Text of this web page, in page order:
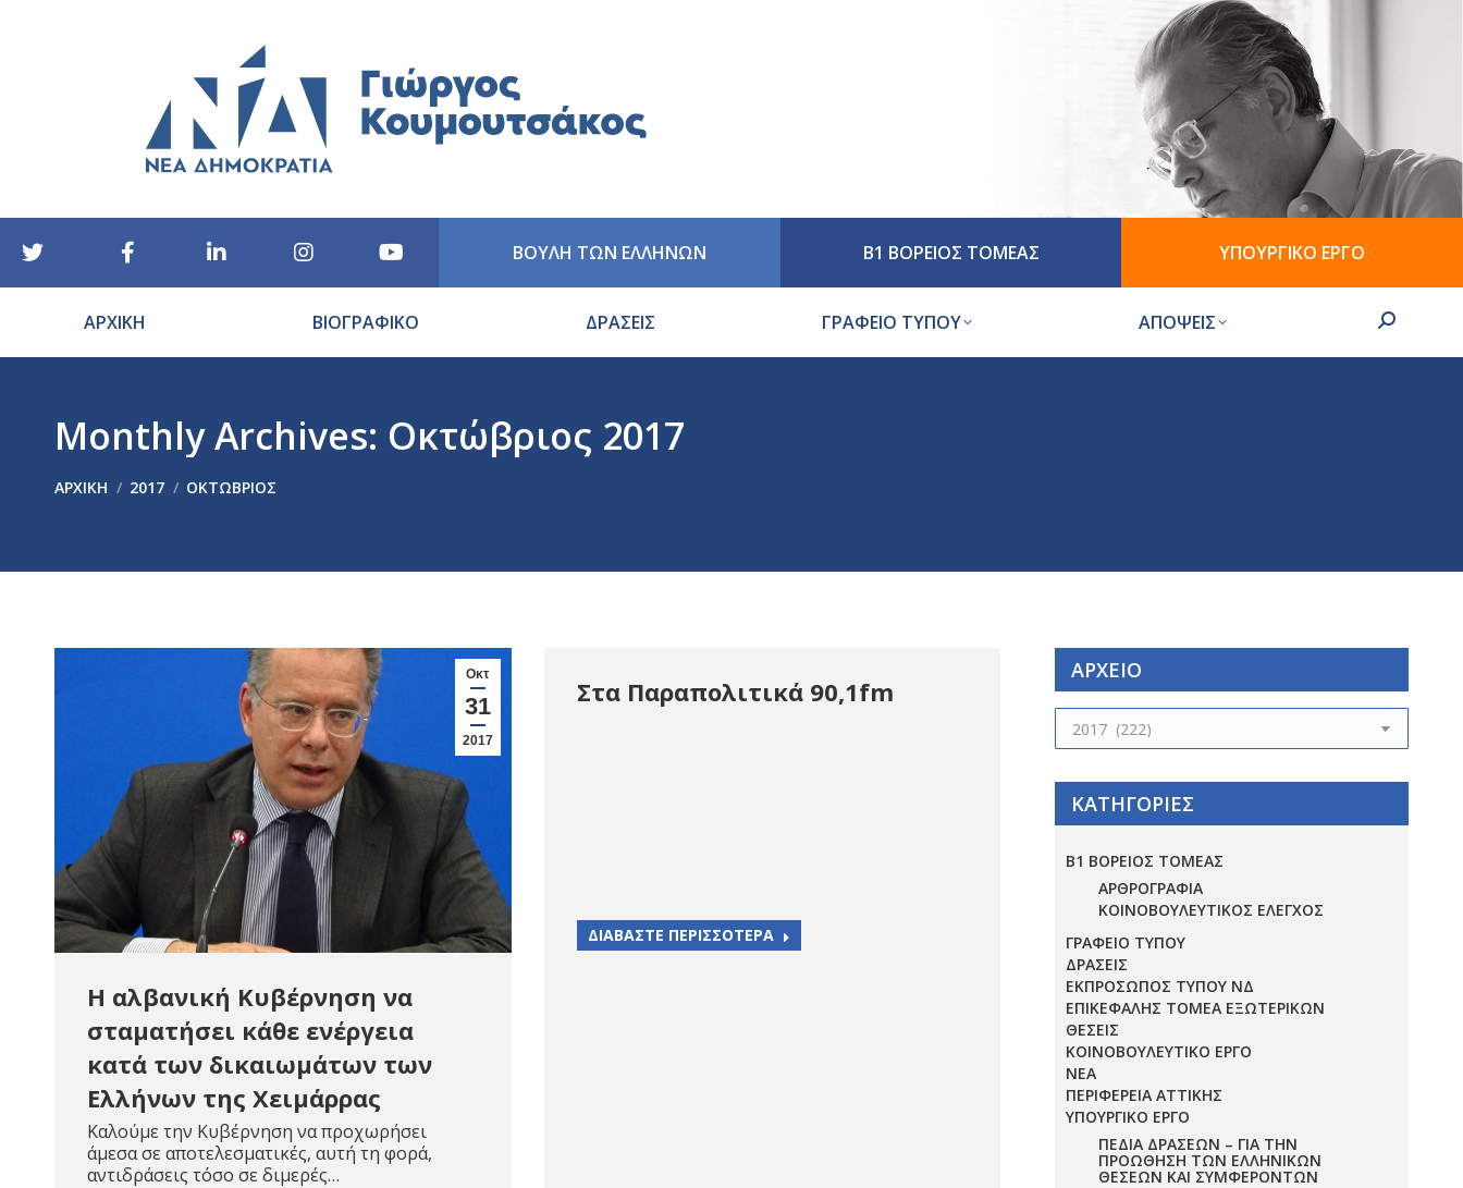
ΒΟΥΛΗ ΤΩΝ ΕΛΛΗΝΩΝ Β1 ΒΟΡΕΙΟΣ ΤΟΜΕΑΣ ΥΠΟΥΡΓΙΚΟ ΕΡΓΟ
ΑΡΧΙΚΗ ΒΙΟΓΡΑΦΙΚΟ ΔΡΑΣΕΙΣ ΓΡΑΦΕΙΟ ΤΥΠΟΥ ΑΠΟΨΕΙΣ Search:
Monthly Archives: Οκτώβριος 2017
ΑΡΧΙΚΉ 2017 ΟΚΤΏΒΡΙΟΣ
Οκτ
31
2017
Η αλβανική Κυβέρνηση να
σταματήσει κάθε ενέργεια
κατά των δικαιωμάτων των
Ελλήνων της Χειμάρρας
Καλούμε την Κυβέρνηση να προχωρήσει
άμεσα σε αποτελεσματικές, αυτή τη φορά,
αντιδράσεις τόσο σε διμερές…
Στα Παραπολιτικά 90,1fm
ΔΙΑΒΑΣΤΕ ΠΕΡΙΣΣΟΤΕΡΑ
ΑΡΧΕΙΟ
ΑΡΧΕΙΟ
ΚΑΤΗΓΟΡΙΕΣ
Β1 ΒΟΡΕΙΟΣ ΤΟΜΕΑΣ
ΑΡΘΡΟΓΡΑΦΙΑ
ΚΟΙΝΟΒΟΥΛΕΥΤΙΚΟΣ ΕΛΕΓΧΟΣ
ΓΡΑΦΕΙΟ ΤΥΠΟΥ
ΔΡΑΣΕΙΣ
ΕΚΠΡΟΣΩΠΟΣ ΤΥΠΟΥ ΝΔ
ΕΠΙΚΕΦΑΛΗΣ ΤΟΜΕΑ ΕΞΩΤΕΡΙΚΩΝ
ΘΕΣΕΙΣ
ΚΟΙΝΟΒΟΥΛΕΥΤΙΚΟ ΕΡΓΟ
ΝΕΑ
ΠΕΡΙΦΕΡΕΙΑ ΑΤΤΙΚΗΣ
ΥΠΟΥΡΓΙΚΟ ΕΡΓΟ
ΠΕΔΊΑ ΔΡΆΣΕΩΝ – ΓΙΑ ΤΗΝ
ΠΡΟΏΘΗΣΗ ΤΩΝ ΕΛΛΗΝΙΚΏΝ
ΘΈΣΕΩΝ ΚΑΙ ΣΥΜΦΕΡΌΝΤΩΝ